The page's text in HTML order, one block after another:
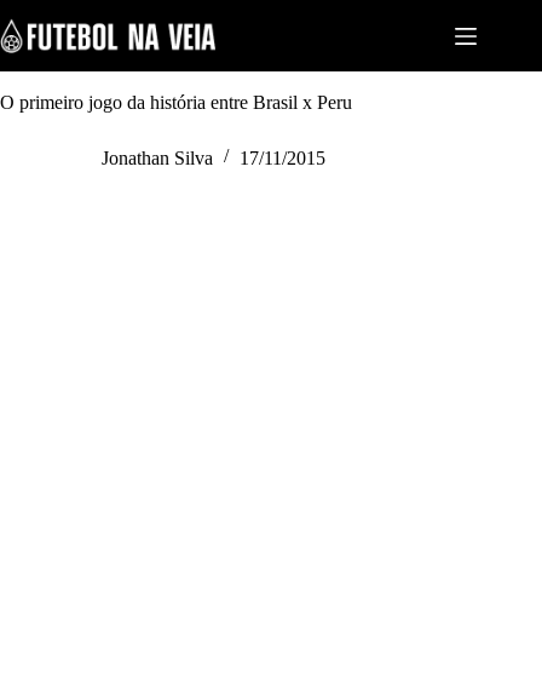
k
i
p
tO primeiro jogo da história entre Brasil x Peru
Jonathan Silva 17/11/2015